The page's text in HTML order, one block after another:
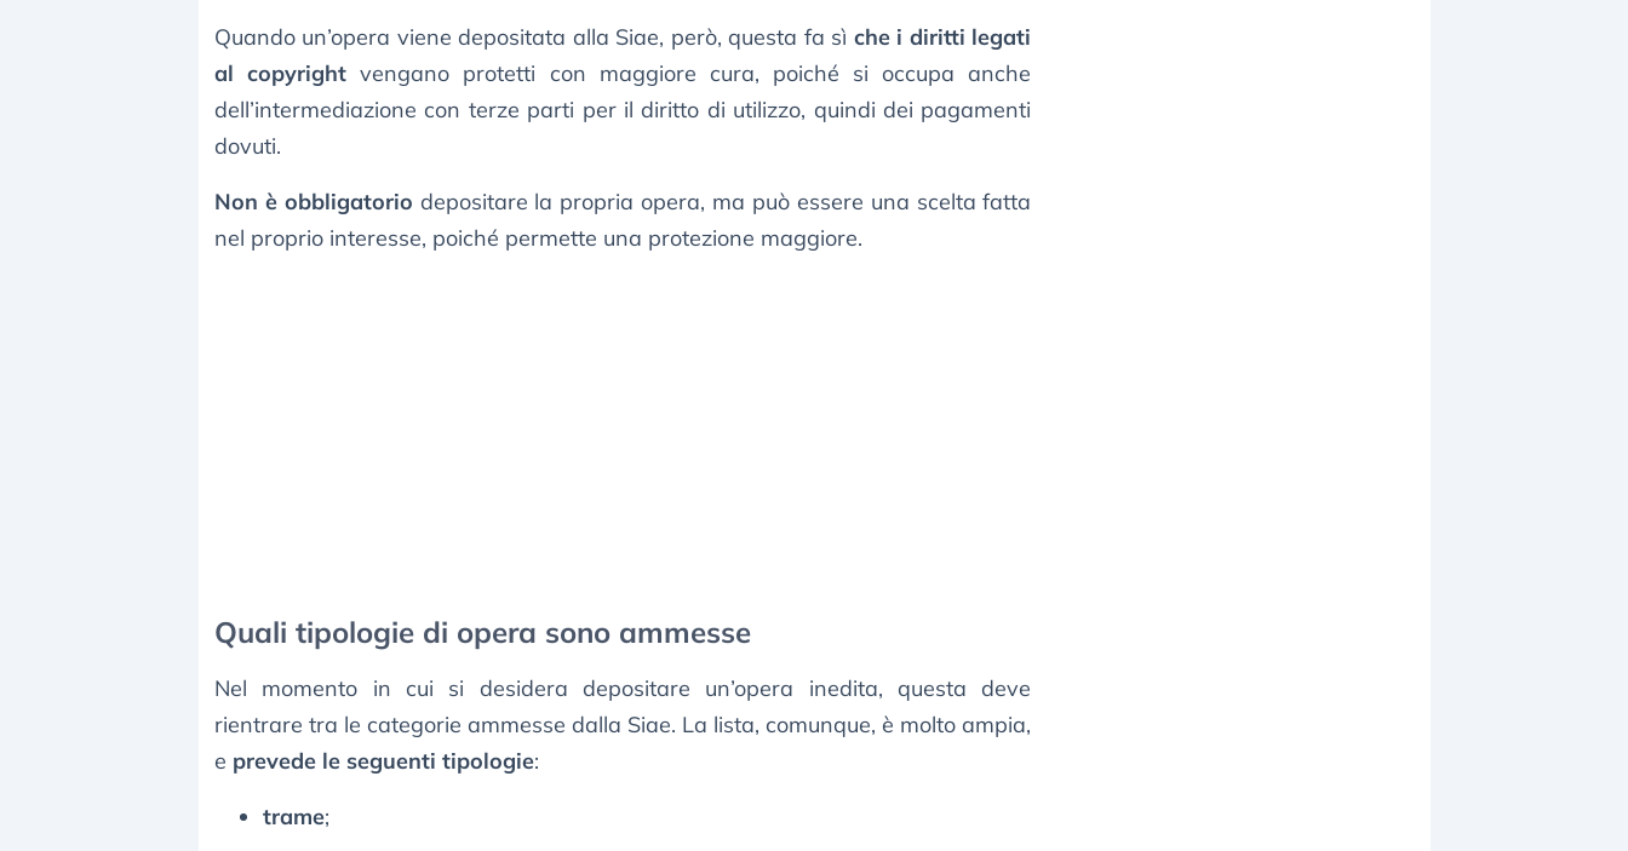
Quando un’opera viene depositata alla Siae, però, questa fa sì che i diritti legati
al copyright vengano protetti con maggiore cura, poiché si occupa anche
dell’intermediazione con terze parti per il diritto di utilizzo, quindi dei pagamenti
dovuti.
Non è obbligatorio depositare la propria opera, ma può essere una scelta fatta
nel proprio interesse, poiché permette una protezione maggiore.
Quali tipologie di opera sono ammesse
Nel momento in cui si desidera depositare un’opera inedita, questa deve
rientrare tra le categorie ammesse dalla Siae. La lista, comunque, è molto ampia,
e prevede le seguenti tipologie:
trame;